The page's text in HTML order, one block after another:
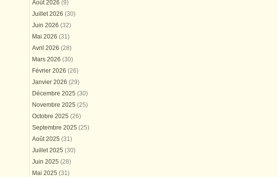
Août 2026 (9)
Juillet 2026 (30)
Juin 2026 (32)
Mai 2026 (31)
Avril 2026 (28)
Mars 2026 (30)
Février 2026 (26)
Janvier 2026 (29)
Décembre 2025 (30)
Novembre 2025 (25)
Octobre 2025 (26)
Septembre 2025 (25)
Août 2025 (31)
Juillet 2025 (30)
Juin 2025 (28)
Mai 2025 (31)